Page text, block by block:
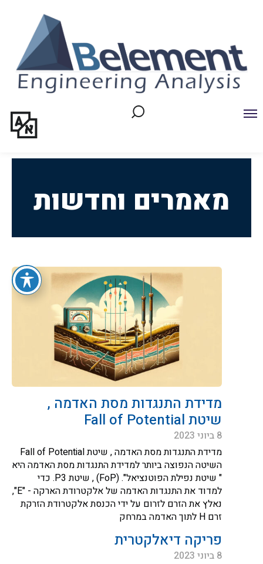
מאמרים וחדשות
מדידת התנגדות מסת האדמה ,
שיטת Fall of Potential
8 ביוני 2023
השיטה הנפוצה ביותר למדידת התנגדות מסת האדמה היא
" שיטת נפילת הפוטנציאל". (FoP) , שיטת P3. כדי
למדוד את התנגדות האדמה של אלקטרודת הארקה - "E",
נאלץ את הזרם לזרום על ידי הכנסת אלקטרודת הזרקת
זרם H לתוך האדמה במרחק
פריקה דיאלקטרית
8 ביוני 2023